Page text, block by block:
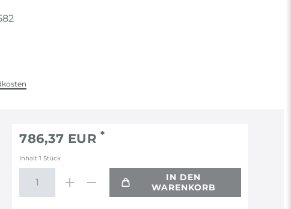
786,37 EUR *
Inhalt1Stück
IN DEN
WARENKORB